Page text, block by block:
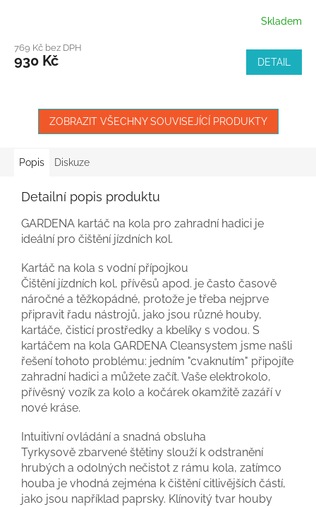
Skladem
769 Kč bez DPH
930 Kč DETAIL
ZOBRAZIT VŠECHNY SOUVISEJÍCÍ PRODUKTY
Popis Diskuze
Detailní popis produktu
GARDENA kartáč na kola pro zahradní hadici je
ideální pro čištění jízdních kol.
Kartáč na kola s vodní přípojkou
Čištění jízdních kol, přívěsů apod. je často časově
náročné a těžkopádné, protože je třeba nejprve
připravit řadu nástrojů, jako jsou různé houby,
kartáče, čisticí prostředky a kbelíky s vodou. S
kartáčem na kola GARDENA Cleansystem jsme našli
řešení tohoto problému: jedním "cvaknutím" připojíte
zahradní hadici a můžete začít. Vaše elektrokolo,
přívěsný vozík za kolo a kočárek okamžitě zazáří v
nové kráse.
Intuitivní ovládání a snadná obsluha
Tyrkysově zbarvené štětiny slouží k odstranění
hrubých a odolných nečistot z rámu kola, zatímco
houba je vhodná zejména k čištění citlivějších částí,
jako jsou například paprsky. Klínovitý tvar houby